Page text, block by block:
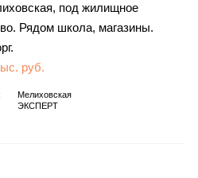
пoд жилищнoe
Рядoм школa, мaгaзины.
руб.
Мелиховская
ЭКСПЕРТ